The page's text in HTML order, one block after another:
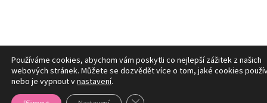
Používáme cookies, abychom vám poskytli co nejlepší zážitek z našich
webových stránek. Můžete se dozvědět více o tom, jaké cookies
nebo je vypnout vnastavení.